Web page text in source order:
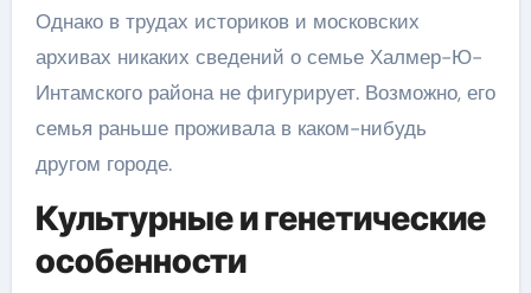
Однако в трудах историков и московских
архивах никаких сведений о семье Халмер-Ю-
Интамского района не фигурирует. Возможно, его
семья раньше проживала в каком-нибудь
другом городе.
Культурные и генетические
особенности